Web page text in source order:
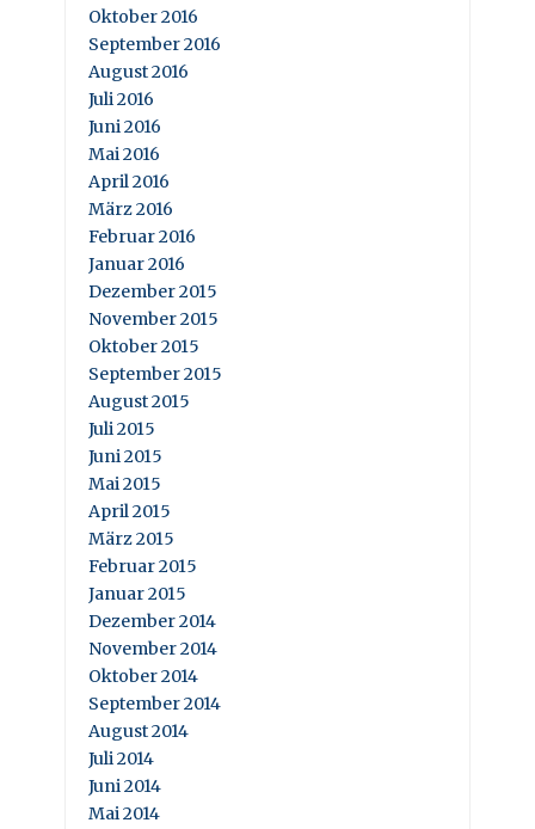
Oktober 2016
September 2016
August 2016
Juli 2016
Juni 2016
Mai 2016
April 2016
März 2016
Februar 2016
Januar 2016
Dezember 2015
November 2015
Oktober 2015
September 2015
August 2015
Juli 2015
Juni 2015
Mai 2015
April 2015
März 2015
Februar 2015
Januar 2015
Dezember 2014
November 2014
Oktober 2014
September 2014
August 2014
Juli 2014
Juni 2014
Mai 2014